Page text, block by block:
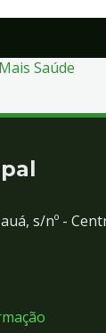
Mais Saúde
s/nº -